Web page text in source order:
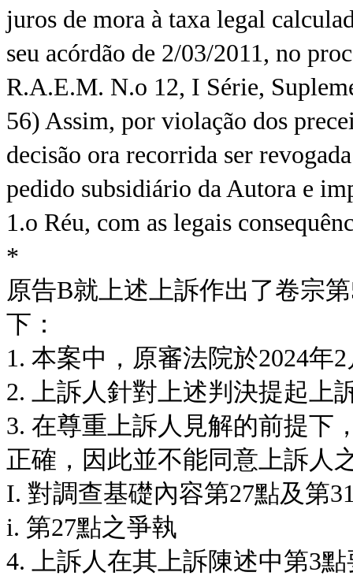
juros de mora à taxa legal
seu acórdão de 2/03/2011, no
R.A.E.M. N.o 12, I Série,
56) Assim, por violação dos
decisão ora recorrida ser
pedido subsidiário da Autora e
1.o Réu, com as legais
*
原告B就上述上訴作出了卷宗
下：
1. 本案中，原審法院於2024年
2. 上訴人針對上述判決提起上
3. 在尊重上訴人見解的前提下
正確，因此並不能同意上訴人
I. 對調查基礎內容第27點及第
i. 第27點之爭執
4. 上訴人在其上訴陳述中第3